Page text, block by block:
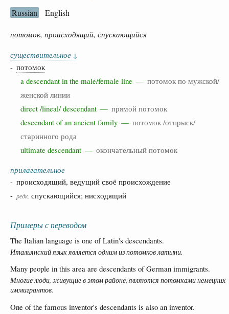
Russian English
потомок, происходящий, спускающийся
существительное ↓
- потомок
a descendant in the male/female line — потомок по мужской/
женской линии
direct /lineal/ descendant — прямой потомок
descendant of an ancient family — потомок /отпрыск/
старинного рода
ultimate descendant — окончательный потомок
прилагательное
- происходящий, ведущий своё происхождение
- редк. спускающийся; нисходящий
Примеры с переводом
The Italian language is one of Latin's descendants.
Итальянский язык является одним из потомков латыни.
Many people in this area are descendants of German immigrants.
Многие люди, живущие в этом районе, являются потомками немецких
иммигрантов.
One of the famous inventor's descendants is also an inventor.